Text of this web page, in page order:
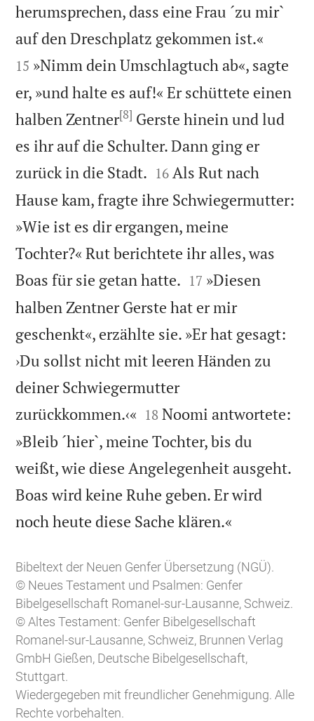
herumsprechen, dass eine Frau ´zu mir`
auf den Dreschplatz gekommen ist.«
15 »Nimm dein Umschlagtuch ab«, sagte
er, »und halte es auf!« Er schüttete einen
halben Zentner[8] Gerste hinein und lud
es ihr auf die Schulter. Dann ging er
zurück in die Stadt. 

16 Als Rut nach
Hause kam, fragte ihre Schwiegermutter:
»Wie ist es dir ergangen, meine
Tochter?« Rut berichtete ihr alles, was
Boas für sie getan hatte. 

17 »Diesen
halben Zentner Gerste hat er mir
geschenkt«, erzählte sie. »Er hat gesagt:
›Du sollst nicht mit leeren Händen zu
deiner Schwiegermutter
zurückkommen.‹« 

18 Noomi antwortete:
»Bleib ´hier`, meine Tochter, bis du
weißt, wie diese Angelegenheit ausgeht.
Boas wird keine Ruhe geben. Er wird
noch heute diese Sache klären.«
Bibeltext der Neuen Genfer Übersetzung (NGÜ).
© Neues Testament und Psalmen: Genfer
Bibelgesellschaft Romanel-sur-Lausanne, Schweiz.
© Altes Testament: Genfer Bibelgesellschaft
Romanel-sur-Lausanne, Schweiz, Brunnen Verlag
GmbH Gießen, Deutsche Bibelgesellschaft,
Stuttgart.
Wiedergegeben mit freundlicher Genehmigung. Alle
Rechte vorbehalten.